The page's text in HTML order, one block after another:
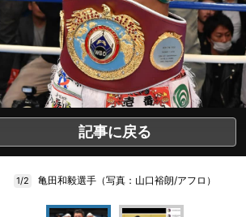
記事に戻る
1/2 亀田和毅選手（写真：山口裕朗/アフロ）